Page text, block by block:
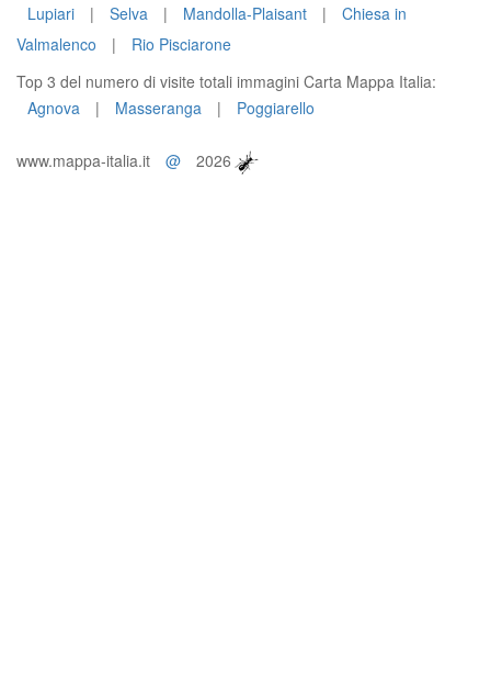
Lupiari
| Selva | Mandolla-Plaisant |
Chiesa in
Valmalenco
|
Rio Pisciarone
Top 3 del numero di visite totali immagini Carta Mappa Italia:
Agnova
| Masseranga | Poggiarello
www.mappa-italia.it @ 2026